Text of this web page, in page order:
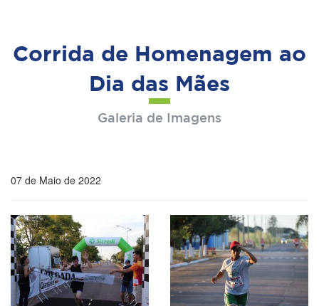
Corrida de Homenagem ao
Dia das Mães
Galeria de Imagens
07 de Maio de 2022